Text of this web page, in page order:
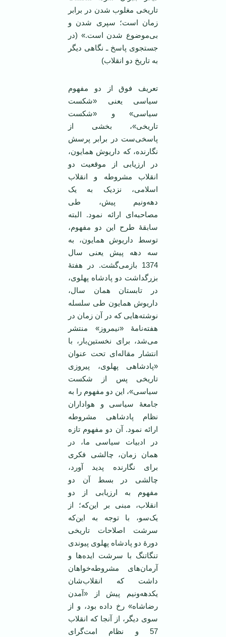
تاریخی مغلوب شدن در برابر
زمان است؛ سپری شدن و
بی‌موضوع شدن است.» (در
جستجوی پاسخ ـ نگاهی دیگر
به تاریخ دو انقلاب)
تعریف فوق از دو مفهوم
سیاسی یعنی «شکست
سیاسی» و «شکست
تاریخی»، بخشی از
پاسخی‌ست در برابر پرسش
نگارنده، که داریوش همایون،
در ارزیابی از موقعیت دو
انقلاب مشروطه و انقلاب
اسلامی، نزدیک به یک
دهه‌ونیم پیش، طی
مصاحبه‌ای ارائه نمود. البته
سابقۀ طرح این دو مفهوم،
توسط داریوش همایون، به
سه دهه پیش یعنی سال
1374 بازمی‌گشت. در هفتۀ
بزرگداشت دو پادشاه پهلوی،
در تابستان همان سال،
داریوش همایون طی سلسله
نوشته‌هایی که در آن زمان در
هفته‌نامۀ «نیمروز» منتشر
می‌شد، برای نخستین‌بار، با
انتشار مقاله‌ای تحت عنوان
«پادشاهی پهلوی، پیروزی
تاریخی پس از شکست
سیاسی»، این دو مفهوم را به
جامعۀ سیاسی و هواداران
نظام پادشاهی مشروطه
ارائه نمود. آن دو مفهوم تازه
در ادبیات سیاسی ما، در
همان زمان، چالشی فکری
برای نگارنده پدید آورد،
چالشی در بسط آن دو
مفهوم به ارزیابی از دو
انقلاب، مبنی بر این‌که؛ از
یک‌سو، با توجه به این‌که
سرشت اصلاحات تاریخی
دورۀ دو پادشاه پهلوی پیوندی
تنگاتنگ با سرشت ایده‌ها و
آرمان‌های مشروطه‌خواهان
داشت که انقلاب‌شان
یکدهه‌ونیم پیش از «آمدن
رضاشاه» رخ داده بود، و از
سوی دیگر، از آنجا که انقلاب
57 و نظام امت‌گرای